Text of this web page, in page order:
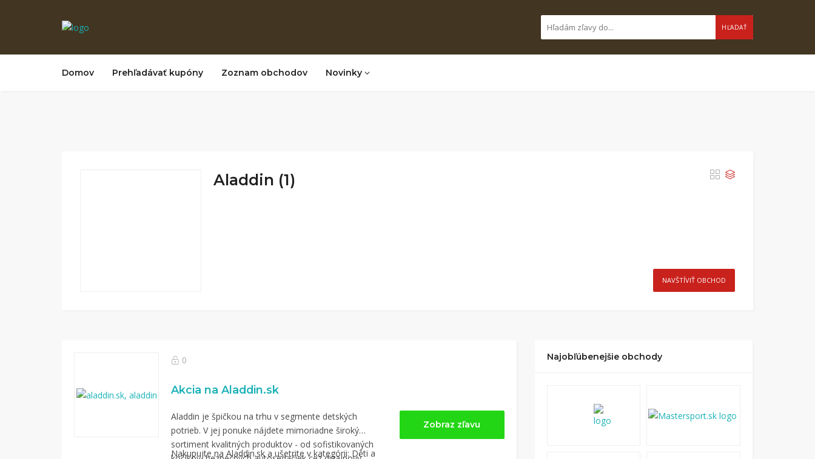
HĽADAŤ
Domov Prehľadávať kupóny Zoznam obchodov Novinky
Aladdin (1)
NAVŠTÍVIŤ OBCHOD
0
Akcia na Aladdin.sk
Aladdin je špičkou na trhu v segmente detských
potrieb. V jej ponuke nájdete mimoriadne široký
sortiment kvalitných produktov - od sofistikovaných
Nakupujte na Aladdin.sk a ušetrite v kategórii: Děti a
Zobraz zľavu
Najobľúbenejšie obchody